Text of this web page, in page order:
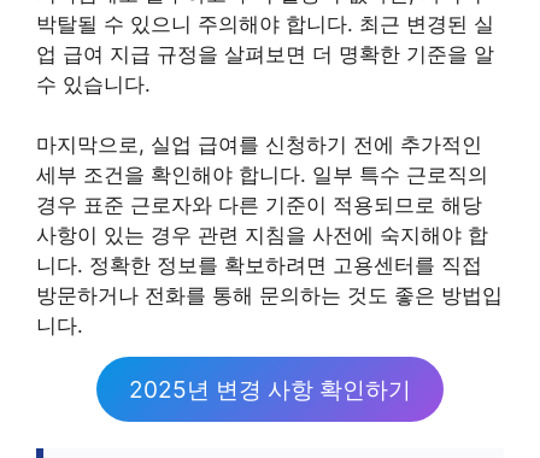
박탈될 수 있으니 주의해야 합니다. 최근 변경된 실
업 급여 지급 규정을 살펴보면 더 명확한 기준을 알
수 있습니다.
마지막으로, 실업 급여를 신청하기 전에 추가적인
세부 조건을 확인해야 합니다. 일부 특수 근로직의
경우 표준 근로자와 다른 기준이 적용되므로 해당
사항이 있는 경우 관련 지침을 사전에 숙지해야 합
니다. 정확한 정보를 확보하려면 고용센터를 직접
방문하거나 전화를 통해 문의하는 것도 좋은 방법입
니다.
2025년 변경 사항 확인하기